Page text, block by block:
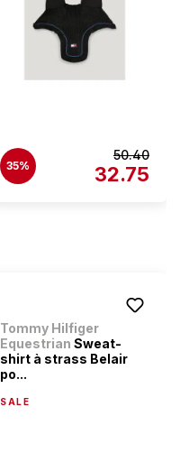
35%
50.40
32.75
Tommy Hilfiger
Equestrian Sweat-
shirt à strass Belair
po...
SALE